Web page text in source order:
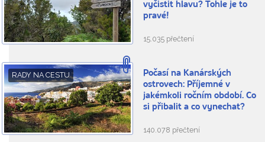
vyčistit hlavu? Tohle je to
pravé!
15.035 přečtení
RADY NA CESTU
Počasí na Kanárských
ostrovech: Příjemné v
jakémkoli ročním období. Co
si přibalit a co vynechat?
140.078 přečtení